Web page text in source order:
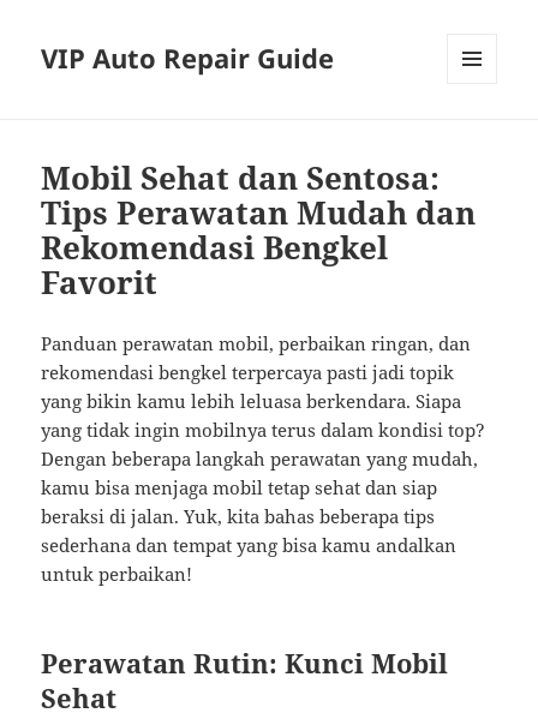
VIP Auto Repair Guide
Mobil Sehat dan Sentosa:
Tips Perawatan Mudah dan
Rekomendasi Bengkel
Favorit
Panduan perawatan mobil, perbaikan ringan, dan
rekomendasi bengkel terpercaya pasti jadi topik
yang bikin kamu lebih leluasa berkendara. Siapa
yang tidak ingin mobilnya terus dalam kondisi top?
Dengan beberapa langkah perawatan yang mudah,
kamu bisa menjaga mobil tetap sehat dan siap
beraksi di jalan. Yuk, kita bahas beberapa tips
sederhana dan tempat yang bisa kamu andalkan
untuk perbaikan!
Perawatan Rutin: Kunci Mobil
Sehat